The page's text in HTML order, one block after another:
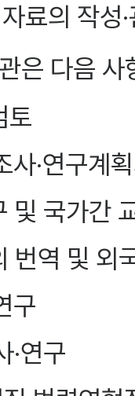
료의 작성
은 다음
토
·연구계
국가간
번역 및 외
구
·연구